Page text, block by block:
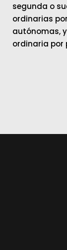
segunda o
ordinarias
autónomas,
ordinaria por